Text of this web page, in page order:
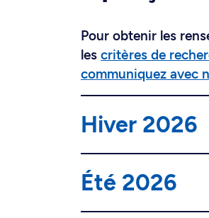
Pour obtenir les
les critères de
communiquez avec
Hiver 2026
Été 2026